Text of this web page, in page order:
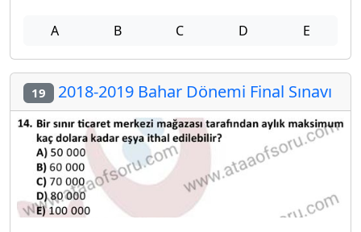
A B C D E
19 2018-2019 Bahar Dönemi Final Sınavı